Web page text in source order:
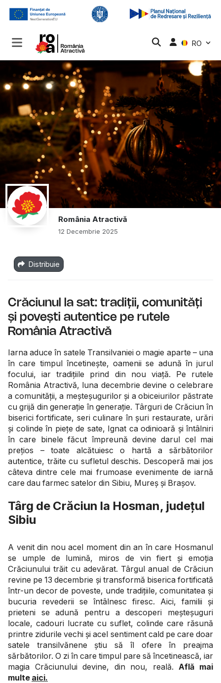
RO
România Atractivă
12 Decembrie 2025
Distribuie
Crăciunul la sat: tradiții, comunități
și povești autentice pe rutele
România Atractivă
Iarna aduce în satele Transilvaniei o magie aparte – una
în care timpul încetinește, oamenii se adună în jurul
focului, iar tradițiile prind din nou viață. Pe rutele
România Atractivă, luna decembrie devine o celebrare
a comunității, a meșteșugurilor și a obiceiurilor păstrate
cu grijă din generație în generație. Târguri de Crăciun în
biserici fortificate, seri culinare în șuri restaurate, urări
și colinde în piețe de sate, Ignat ca odinioară și întâlniri
în care binele făcut împreună devine darul cel mai
prețios – toate alcătuiesc o hartă a sărbătorilor
autentice, trăite cu sufletul deschis. Descoperă mai jos
câteva dintre cele mai frumoase evenimente de iarnă
care dau farmec satelor din Sibiu, Mureș și Brașov.
Târg de Crăciun la Hosman, județul
Sibiu
A venit din nou acel moment din an în care Hosmanul
se umple de lumină, miros de vin fiert și emoția
Crăciunului trăit cu adevărat. Târgul anual de Crăciun
revine pe 13 decembrie și transformă biserica fortificată
într-un decor de poveste, unde tradițiile, comunitatea și
bucuria revederii se întâlnesc firesc. Aici, familii și
prieteni se adună pentru a descoperi meșteșuguri
locale, cadouri lucrate cu suflet, colinde care răsună
printre zidurile vechi și acel sentiment cald pe care doar
satele transilvănene știu să îl ofere în preajma
sărbătorilor. O zi în care timpul pare să încetinească, iar
magia Crăciunului devine, din nou, reală. Află mai
multe aici.